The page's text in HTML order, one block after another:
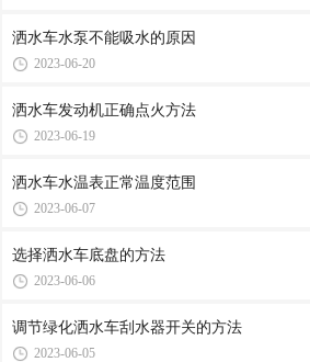
洒水车水泵不能吸水的原因
2023-06-20
洒水车发动机正确点火方法
2023-06-19
洒水车水温表正常温度范围
2023-06-07
选择洒水车底盘的方法
2023-06-06
调节绿化洒水车刮水器开关的方法
2023-06-05